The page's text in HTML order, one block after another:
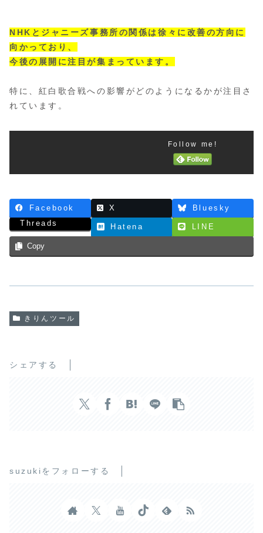
NHKとジャニーズ事務所の関係は徐々に改善の方向に
向かっており、
今後の展開に注目が集まっています。
特に、紅白歌合戦への影響がどのようになるかが注目さ
れています。
Follow me!
Facebook X
Bluesky
Threads
Hatena LINE
Copy
きりんツール
シェアする
suzukiをフォローする